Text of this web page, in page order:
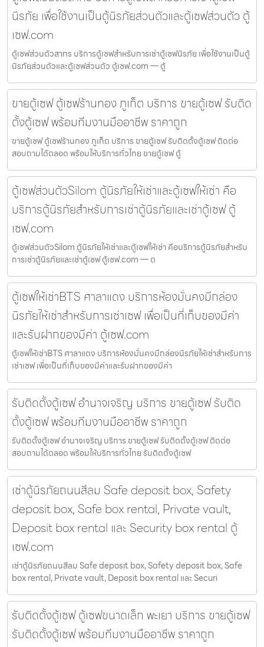
นิรภัย เพื่อใช้งานเป็นตู้นิรภัยส่วนตัวและตู้เซฟส่วนตัว ตู้
เซฟ.com
ตู้เซฟส่วนตัวสาทร บริการตู้เซฟสำหรับการเช่าตู้เซฟนิรภัย เพื่อใช้งานเป็นตู้
นิรภัยส่วนตัวและตู้เซฟส่วนตัว ตู้เซฟ.com — ตู้
ขายตู้เซฟ ตู้เซฟร้านทอง ภูเก็ต บริการ ขายตู้เซฟ รับติด
ตั้งตู้เซฟ พร้อมทีมงานมืออาชีพ ราคาถูก
ขายตู้เซฟ ตู้เซฟร้านทอง ภูเก็ต บริการ ขายตู้เซฟ รับติดตั้งตู้เซฟ ติดต่อ
สอบถามได้ตลอด พร้อมให้บริการทั่วไทย ขายตู้เซฟ ตู้
ตู้เซฟส่วนตัวSilom ตู้นิรภัยให้เช่าและตู้เซฟให้เช่า คือ
บริการตู้นิรภัยสำหรับการเช่าตู้นิรภัยและเช่าตู้เซฟ ตู้
เซฟ.com
ตู้เซฟส่วนตัวSilom ตู้นิรภัยให้เช่าและตู้เซฟให้เช่า คือบริการตู้นิรภัยสำหรับ
การเช่าตู้นิรภัยและเช่าตู้เซฟ ตู้เซฟ.com — ต
ตู้เซฟให้เช่าBTS ศาลาแดง บริการห้องมั่นคงมีกล่อง
นิรภัยให้เช่าสำหรับการเช่าเซฟ เพื่อเป็นที่เก็บของมีค่า
และรับฝากของมีค่า ตู้เซฟ.com
ตู้เซฟให้เช่าBTS ศาลาแดง บริการห้องมั่นคงมีกล่องนิรภัยให้เช่าสำหรับการ
เช่าเซฟ เพื่อเป็นที่เก็บของมีค่าและรับฝากของมีค่า
รับติดตั้งตู้เซฟ อำนาจเจริญ บริการ ขายตู้เซฟ รับติด
ตั้งตู้เซฟ พร้อมทีมงานมืออาชีพ ราคาถูก
รับติดตั้งตู้เซฟ อำนาจเจริญ บริการ ขายตู้เซฟ รับติดตั้งตู้เซฟ ติดต่อ
สอบถามได้ตลอด พร้อมให้บริการทั่วไทย รับติดตั้งตู้เซฟ
เช่าตู้นิรภัยถนนสีลม Safe deposit box, Safety
deposit box, Safe box rental, Private vault,
Deposit box rental และ Security box rental ตู้
เซฟ.com
เช่าตู้นิรภัยถนนสีลม Safe deposit box, Safety deposit box, Safe
box rental, Private vault, Deposit box rental และ Securi
รับติดตั้งตู้เซฟ ตู้เซฟขนาดเล็ก พะเยา บริการ ขายตู้เซฟ
รับติดตั้งตู้เซฟ พร้อมทีมงานมืออาชีพ ราคาถูก